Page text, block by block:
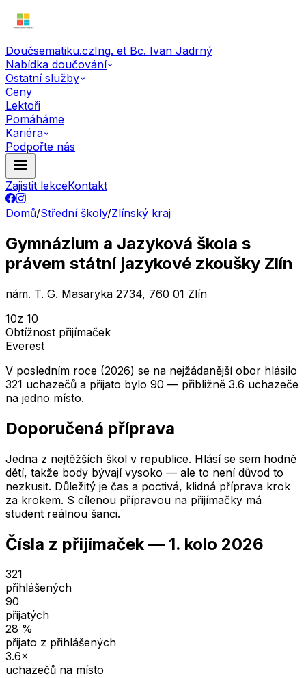
Doučsematiku.czIng. et Bc. Ivan Jadrný
Nabídka doučování
Ostatní služby
Ceny
Lektoři
Pomáháme
Kariéra
Podpořte nás
Zajistit lekceKontakt
Domů/Střední školy/Zlínský kraj
Gymnázium a Jazyková škola s
právem státní jazykové zkoušky Zlín
nám. T. G. Masaryka 2734, 760 01 Zlín
10z 10
Obtížnost přijímaček
Everest
V posledním roce (2026) se na nejžádanější obor hlásilo
321 uchazečů a přijato bylo 90 — přibližně 3.6 uchazeče
na jedno místo.
Doporučená příprava
Jedna z nejtěžších škol v republice. Hlásí se sem hodně
dětí, takže body bývají vysoko — ale to není důvod to
nezkusit. Důležitý je čas a poctivá, klidná příprava krok
za krokem. S cílenou přípravou na přijímačky má
student reálnou šanci.
Čísla z přijímaček — 1. kolo 2026
321
přihlášených
90
přijatých
28 %
přijato z přihlášených
3.6×
uchazečů na místo